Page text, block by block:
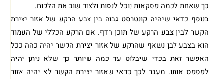
כך שאחת לכמה פסקאות נוכל לנסות ולצוד שוב את הלקוח.
בנוסף כדאי שיהיה קונטרסט גבוה בין צבע הרקע של אזור יצירת
הקשר לבין צבע הרקע של תוכן הדף. אם הרקע הכללי של העמוד
הוא בצבע לבן נשאף שהרקע של אזור יצירת הקשר יהיה כהה ככל
האפשר זאת בכדי שיבלוט עד כמה שיותר כך שלא ניתן יהיה
לפספס אותו. מעבר לכך כדאי שאזור יצירת הקשר לא יהיה אזור